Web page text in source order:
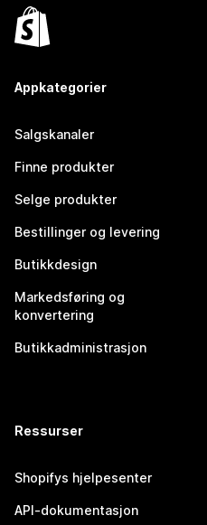
Appkategorier
Salgskanaler
Finne produkter
Selge produkter
Bestillinger og levering
Butikkdesign
Markedsføring og
konvertering
Butikkadministrasjon
Ressurser
Shopifys hjelpesenter
API-dokumentasjon